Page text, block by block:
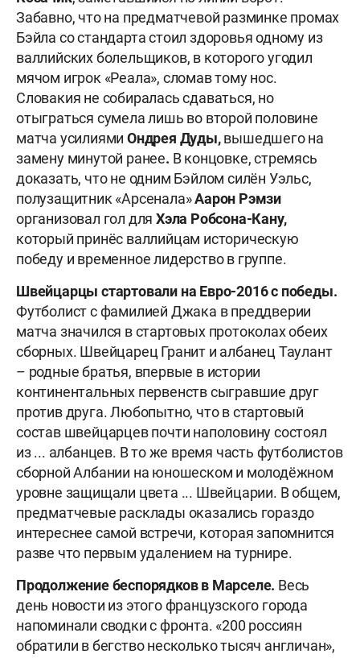
Забавно, что на предматчевой разминке промах
Бэйла со стандарта стоил здоровья одному из
валлийских болельщиков, в которого угодил
мячом игрок «Реала», сломав тому нос.
Словакия не собиралась сдаваться, но
отыграться сумела лишь во второй половине
матча усилиями Ондрея Дуды,вышедшего на
замену минутой ранее. В концовке, стремясь
доказать, что не одним Бэйлом силён Уэльс,
полузащитник «Арсенала»Аарон Рэмзи
организовал гол для Хэла Робсона-Кану,
который принёс валлийцам историческую
победу и временное лидерство в группе.
Швейцарцы стартовали на Евро-2016 с победы.
Футболист с фамилией Джака в преддверии
матча значился в стартовых протоколах обеих
сборных. Швейцарец Гранит и албанец Таулант
– родные братья, впервые в истории
континентальных первенств сыгравшие друг
против друга. Любопытно, что в стартовый
состав швейцарцев почти наполовину состоял
из ... албанцев. В то же время часть футболистов
сборной Албании на юношеском и молодёжном
уровне защищали цвета ... Швейцарии. В общем,
предматчевые расклады оказались гораздо
интереснее самой встречи, которая запомнится
разве что первым удалением на турнире.
Продолжение беспорядков в Марселе. Весь
день новости из этого французского города
напоминали сводки с фронта. «200 россиян
обратили в бегство несколько тысяч англичан»,